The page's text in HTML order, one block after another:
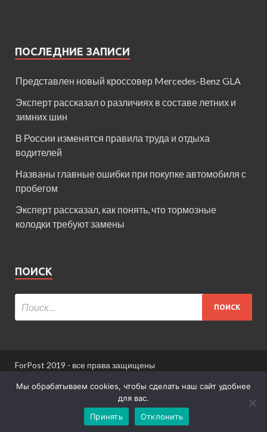
ПОСЛЕДНИЕ ЗАПИСИ
Представлен новый кроссовер Mercedes-Benz GLA
Эксперт рассказал о различиях в составе летних и
зимних шин
В России изменятся правила труда и отдыха
водителей
Названы главные ошибки при покупке автомобиля с
пробегом
Эксперт рассказал, как понять, что тормозные
колодки требуют замены
ПОИСК
ForPost 2019 - все права защищены
При использовании материалов сайта ссылка
Информация для пользователей сайта
Мы обрабатываем cookies, чтобы сделать наш сайт удобнее
для вас.
Принять
Отклонить